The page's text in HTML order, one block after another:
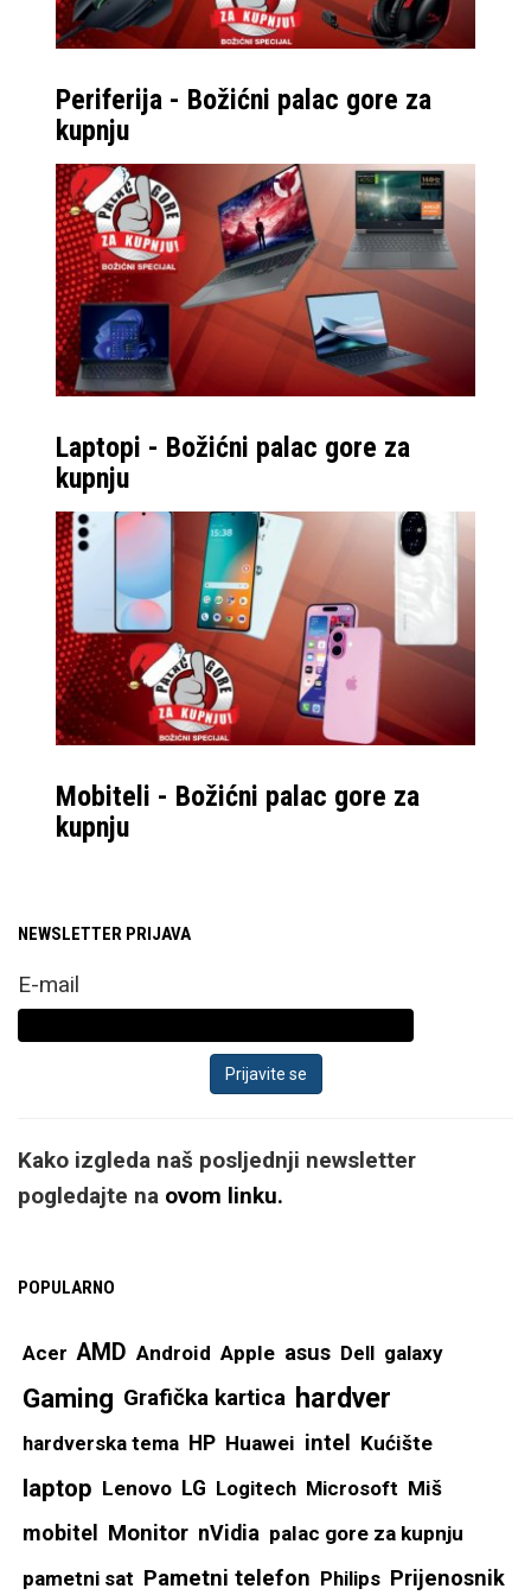
također ovim
“udubljenje” po sredini
direktnim gledanjem u
zaslon ne vidi, te ćete
ga morati tražiti pod
ekstremnijim kutovima
gledanja.
Ovako rasklopljen,
mobitel ima debljinu
odnosno malo je tanji
modela. Jedan pogled
iz kuta i odmah nam
postaje jasno da će
slijedeća prepreka biti
sam dizajn USB-C
otvora, koji je očiti
limit debljine mobitela
trenutne generacije.
Obrub zaslona i dalje
oštetiti kada bi se
zaslon zapravo spojio.
prepoznatljiv zaslon
na kojem ostaje
Nešto je uži od
mainstream mobitela,
Periferija - Božićni palac gore za
kupnju
Laptopi - Božićni palac gore za
kupnju
Mobiteli - Božićni palac gore za
kupnju
NEWSLETTER PRIJAVA
E-mail
Kako izgleda naš posljednji newsletter
pogledajte na ovom linku.
POPULARNO
Acer AMD Android Apple asus Dell galaxy
Gaming Grafička kartica hardver
hardverska tema HP Huawei intel Kućište
laptop Lenovo LG Logitech Microsoft Miš
mobitel Monitor nVidia palac gore za kupnju
pametni sat Pametni telefon Philips Prijenosnik